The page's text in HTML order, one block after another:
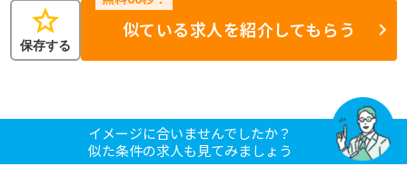
star
保存する
似ている求人を紹介してもらう
イメージに合いませんでしたか？
似た条件の求人も見てみましょう